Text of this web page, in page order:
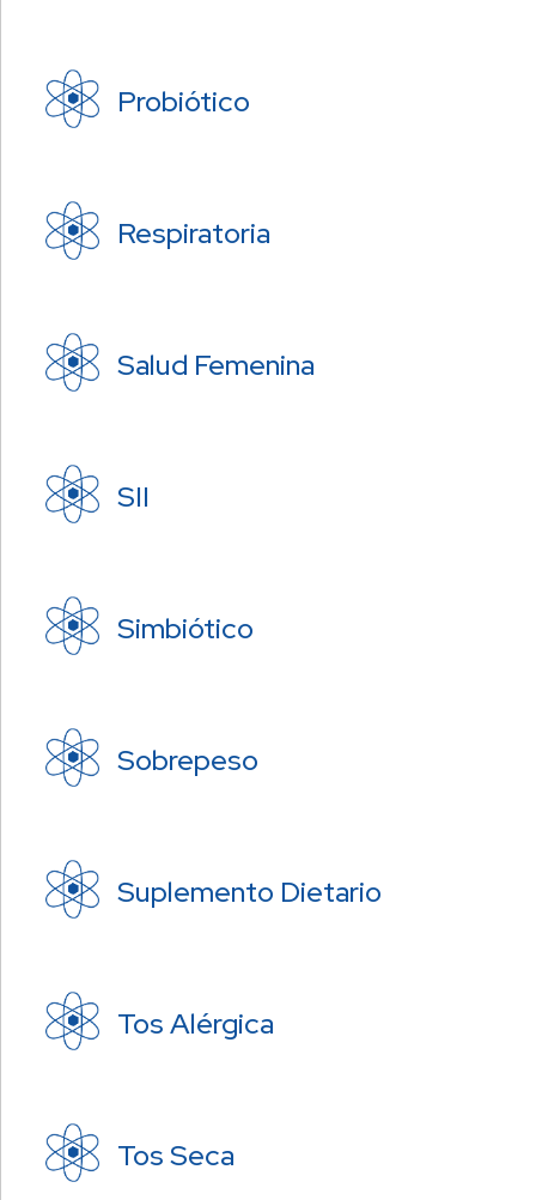
Probiótico
Respiratoria
Salud Femenina
SII
Simbiótico
Sobrepeso
Suplemento Dietario
Tos Alérgica
Tos Seca